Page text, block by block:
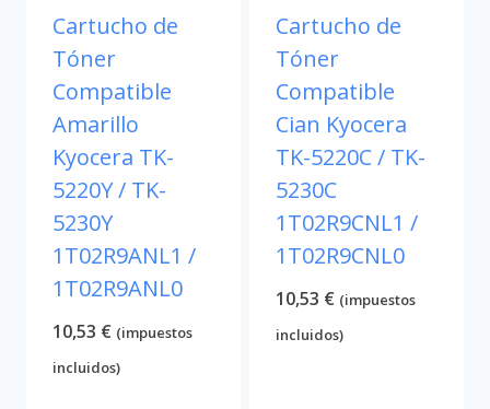
Cartucho de
Tóner
Compatible
Amarillo
Kyocera TK-
5220Y / TK-
5230Y
1T02R9ANL1 /
1T02R9ANL0
10,53 € (impuestos
incluidos)
Cartucho de
Tóner
Compatible
Cian Kyocera
TK-5220C / TK-
5230C
1T02R9CNL1 /
1T02R9CNL0
10,53 € (impuestos
incluidos)